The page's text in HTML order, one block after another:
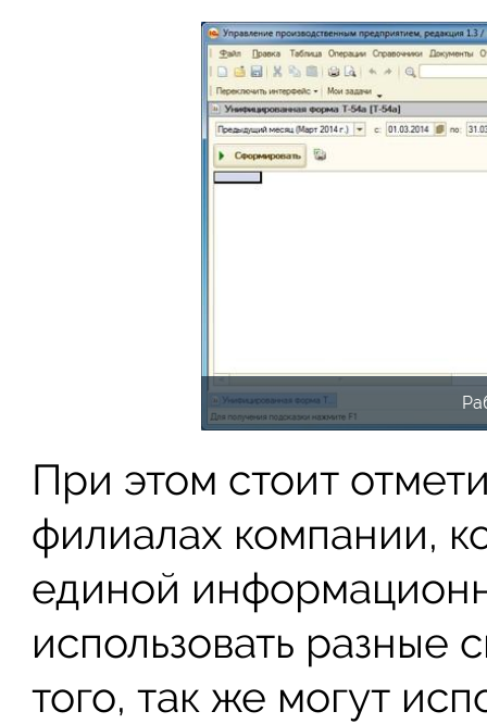
При этом стоит
филиалах компании,
единой
использовать
того, так же могут